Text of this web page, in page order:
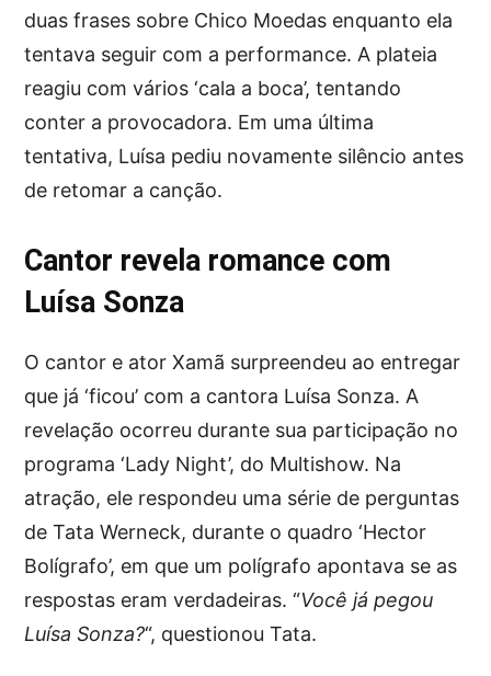
duas frases sobre Chico Moedas enquanto ela
tentava seguir com a performance. A plateia
reagiu com vários ‘cala a boca’, tentando
conter a provocadora. Em uma última
tentativa, Luísa pediu novamente silêncio antes
de retomar a canção.
Cantor revela romance com
Luísa Sonza
O cantor e ator Xamã surpreendeu ao entregar
que já ‘ficou’ com a cantora Luísa Sonza. A
revelação ocorreu durante sua participação no
programa ‘Lady Night’, do Multishow. Na
atração, ele respondeu uma série de perguntas
de Tata Werneck, durante o quadro ‘Hector
Bolígrafo’, em que um polígrafo apontava se as
respostas eram verdadeiras. “Você já pegou
Luísa Sonza?“, questionou Tata.